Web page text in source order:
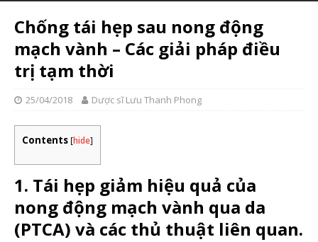
Chống tái hẹp sau nong động
mạch vành – Các giải pháp điều
trị tạm thời
25/04/2018 Dược sĩ Lưu Thanh Phong
Contents [hide]
1. Tái hẹp giảm hiệu quả của
nong động mạch vành qua da
(PTCA) và các thủ thuật liên quan.